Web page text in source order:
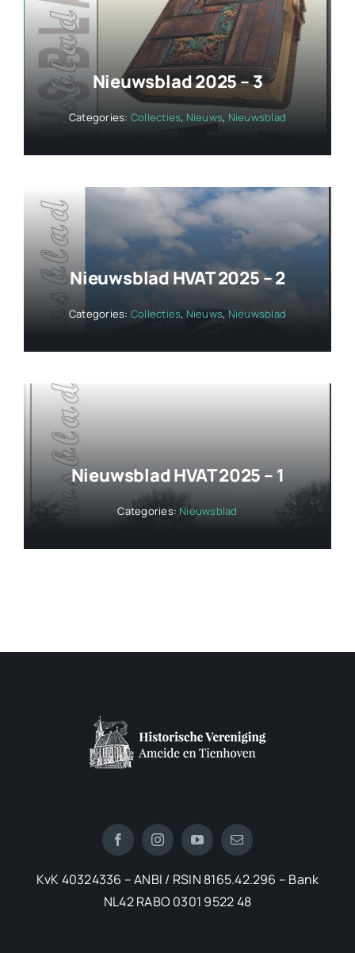
Nieuwsblad 2025 – 3
Categories: Collecties, Nieuws, Nieuwsblad
Nieuwsblad HVAT 2025 – 2
Categories: Collecties, Nieuws, Nieuwsblad
Nieuwsblad HVAT 2025 – 1
Categories:Nieuwsblad
KvK 40324336 – ANBI / RSIN 8165.42.296 – Bank
NL42 RABO 0301 9522 48